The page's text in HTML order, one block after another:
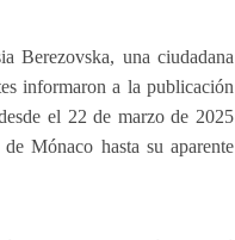
Berezovska, una ciudadana
informaron a la publicación
el 22 de marzo de 2025
Mónaco hasta su aparente